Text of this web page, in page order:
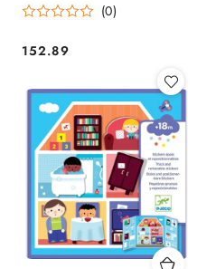
(0)
Cena:
152.89